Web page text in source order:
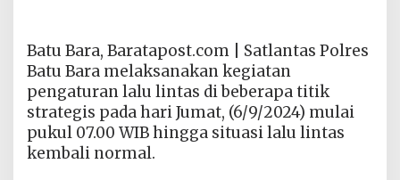
Batu Bara, Baratapost.com | Satlantas Polres
Batu Bara melaksanakan kegiatan
pengaturan lalu lintas di beberapa titik
strategis pada hari Jumat, (6/9/2024) mulai
pukul 07.00 WIB hingga situasi lalu lintas
kembali normal.